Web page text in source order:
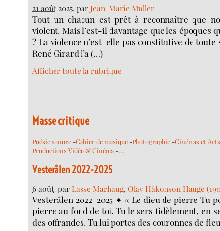
21 août 2025, parJean-Marie Muller
Tout un chacun est prêt à reconnaître que
violent. Mais l’est-il davantage que les époques
? La violence n’est-elle pas constitutive de toute
René Girard l’a (…)
Afficher toute la rubrique
Masse critique
Poésie sonore -Cahier de musique -Photographie -Cinémas et
Productions Vidéo & Cinéma -…
Vesterålen 2022-2025
6 août, parLasse Marhaug,Olav Håkonson Hauge
Vesterålen 2022-2025 ✦ « Le dieu de pierre Tu
pierre au fond de toi. Tu le sers fidèlement, en
des offrandes. Tu lui portes des couronnes de